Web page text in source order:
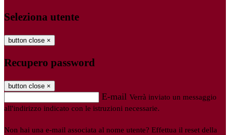
Seleziona utente
button close ×
Recupero password
button close ×
E-mail Verrà inviato un messaggio
all'indirizzo indicato con le istruzioni necessarie.
Non hai una e-mail associata al nome utente? Effettua il reset della